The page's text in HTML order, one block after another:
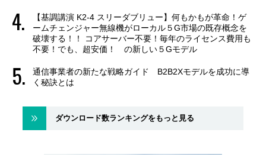
【基調講演 K2-4 スリーダブリュー】何もかもが革命！ゲ
ームチェンジャー無線機がローカル５G市場の既存概念を
破壊する！！ コアサーバー不要！毎年のライセンス費用も
不要！でも、超安価！ の新しい５Gモデル
通信事業者の新たな戦略ガイド B2B2Xモデルを成功に導
く秘訣とは
ダウンロード数ランキングをもっと見る